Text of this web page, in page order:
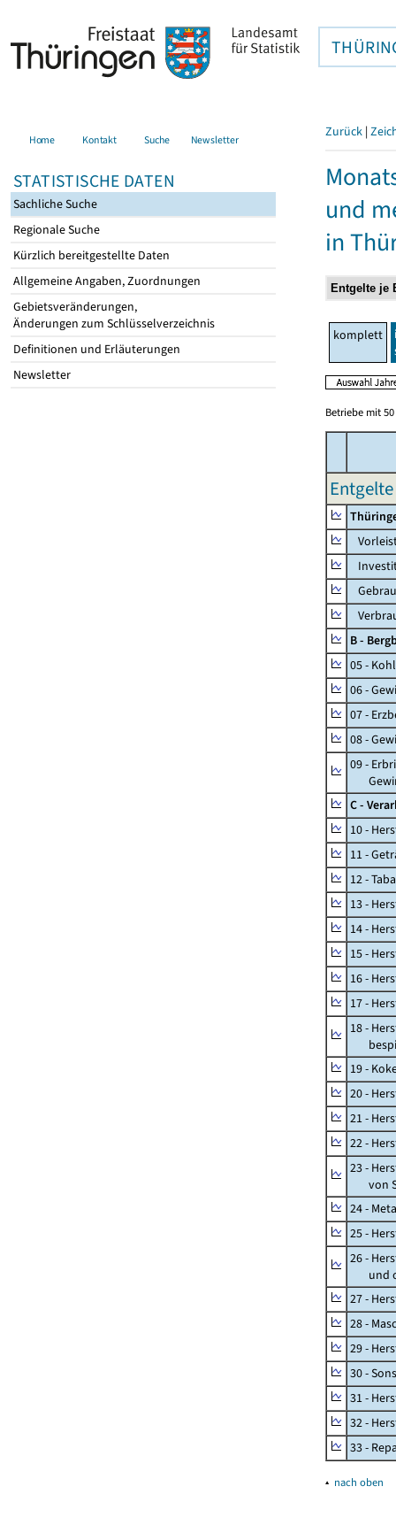
Home Kontakt Suche Newsletter
STATISTISCHE DATEN
Sachliche Suche
Regionale Suche
Kürzlich bereitgestellte Daten
Allgemeine Angaben, Zuordnungen
Gebietsveränderungen,
Änderungen zum Schlüsselverzeichnis
Definitionen und Erläuterungen
Newsletter
Zurück |
und
in
komplett
Betriebe mit
B -
05 -
06 -
07 -
08 -
09 -
C -
10 -
11 -
12 -
13 -
14 -
15 -
16 -
17 -
18 -
19 -
20 -
21 -
22 -
23 -
von
24 -
25 -
26 -
und
27 -
28 -
29 -
30 -
31 -
32 -
33 -
▴ nach oben